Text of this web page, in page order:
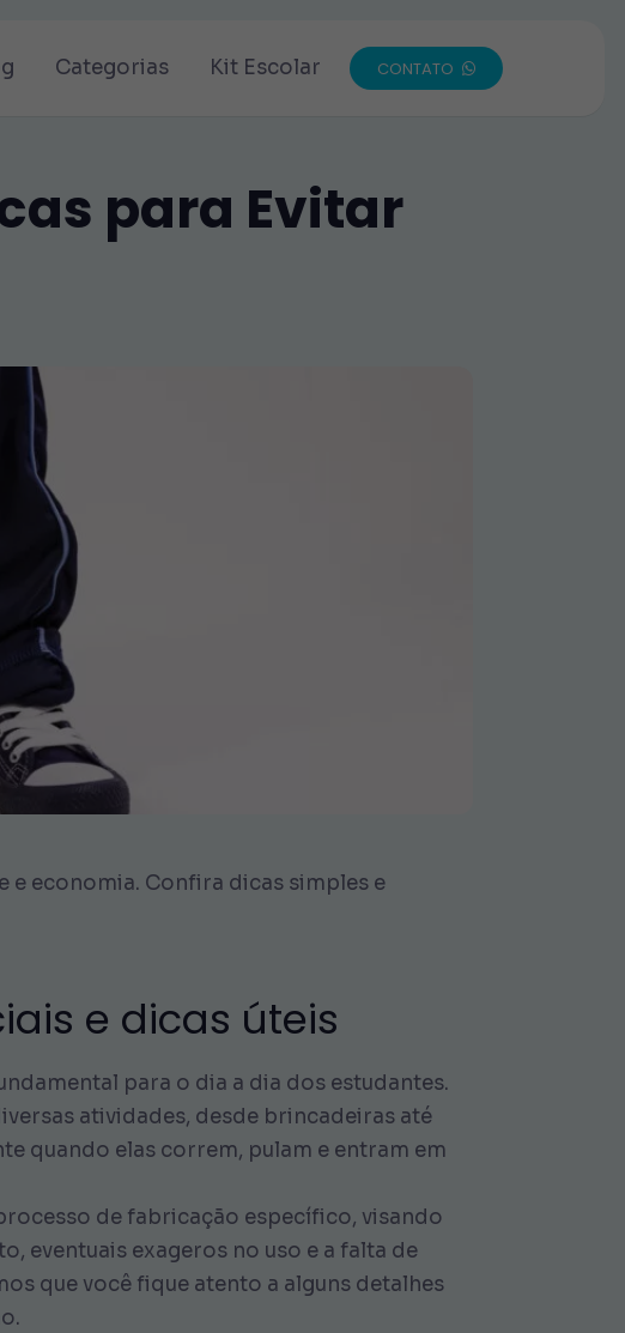
Categorias Kit Escolar CONTATO
para Evitar
economia. Confira dicas simples e
e dicas úteis
para o dia a dia dos estudantes.
atividades, desde brincadeiras até
quando elas correm, pulam e entram em
de fabricação específico, visando
eventuais exageros no uso e a falta de
que você fique atento a alguns detalhes